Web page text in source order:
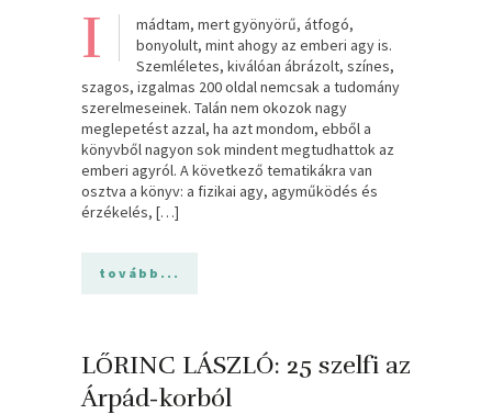
I
mádtam, mert gyönyörű, átfogó,
bonyolult, mint ahogy az emberi agy is.
Szemléletes, kiválóan ábrázolt, színes,
szagos, izgalmas 200 oldal nemcsak a tudomány
szerelmeseinek. Talán nem okozok nagy
meglepetést azzal, ha azt mondom, ebből a
könyvből nagyon sok mindent megtudhattok az
emberi agyról. A következő tematikákra van
osztva a könyv: a fizikai agy, agyműködés és
érzékelés, […]
tovább...
LŐRINC LÁSZLÓ: 25 szelfi az
Árpád-korból